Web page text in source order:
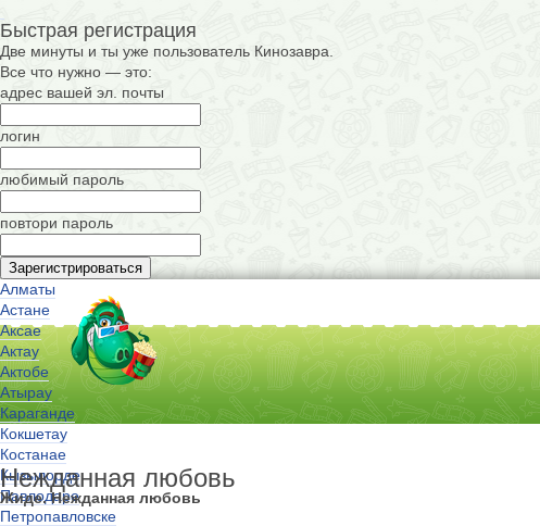
Быстрая регистрация
Две минуты и ты уже пользователь Кинозавра.
Все что нужно — это:
адрес вашей эл. почты
логин
любимый пароль
повтори пароль
Алматы
Астане
Аксае
Актау
Актобе
Атырау
Караганде
Кокшетау
Костанае
Кызылорде
Павлодаре
Петропавловске
Нежданная любовь
Жиде. Нежданная любовь